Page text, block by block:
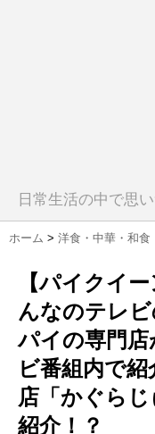
日常生活の中で思
ホーム > 洋食・中華・和食
【パイクイ
んなのテレ
パイの専門
ビ番組内で
店「かぐら
紹介！？